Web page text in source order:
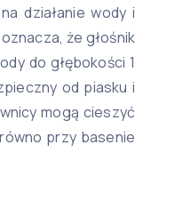
działanie wody i
że głośnik
do głębokości 1
od piasku i
mogą cieszyć
przy basenie